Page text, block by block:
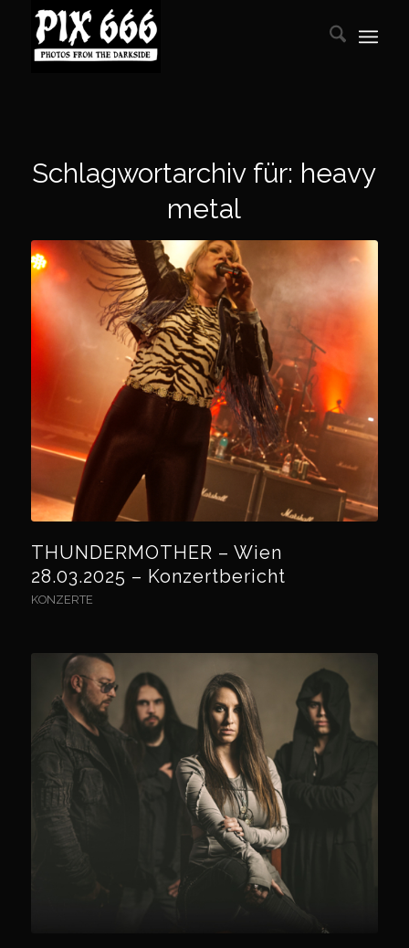
Schlagwortarchiv für: heavy
metal
THUNDERMOTHER – Wien
28.03.2025 – Konzertbericht
KONZERTE